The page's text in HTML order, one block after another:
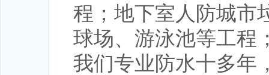
程；地下室人防城市
球场、游泳池等工程
我们专业防水十多年